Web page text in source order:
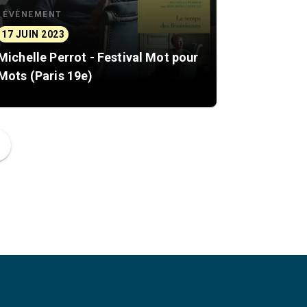
ÉVÈNEMENT
17 JUIN 2023
Perrot - Festival Mot pour
(Paris 19e)